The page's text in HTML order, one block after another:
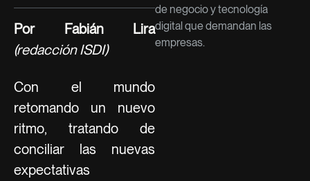
Por Fabián Lira
(redacción ISDI)
Con el mundo
retomando un nuevo
ritmo, tratando de
conciliar las nuevas
expectativas
de negocio y tecnología
digital que demandan las
empresas.